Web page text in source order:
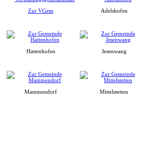
Zur VGem Adelshofen
Hattenhofen Jesenwang
Mammendorf Mittelstetten